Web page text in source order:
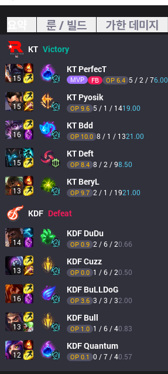
룬 / 빌드 가한 데미지
KT Victory
15
KT PerfecT
MVP FB OP 6.4 5 / 2 / 76.00
15
KT Pyosik
OP 9.6 5 / 1 / 1419.00
16
KT Bdd
OP 10.0 8 / 1 / 1321.00
15
KT Deft
OP 8.4 8 / 2 / 98.50
13
KT BeryL
OP 9.7 2 / 1 / 1921.00
KDF Defeat
14
KDF DuDu
OP 0.9 2 / 6 / 20.66
13
KDFCuzz
OP 0.0 1 / 6 / 20.50
16
KDF BuLLDoG
OP 3.6 3 / 3 / 32.00
13
KDF Bull
OP 1.0 1 / 6 / 40.83
12
KDFQuantum
OP 0.1 0 / 7 / 40.57